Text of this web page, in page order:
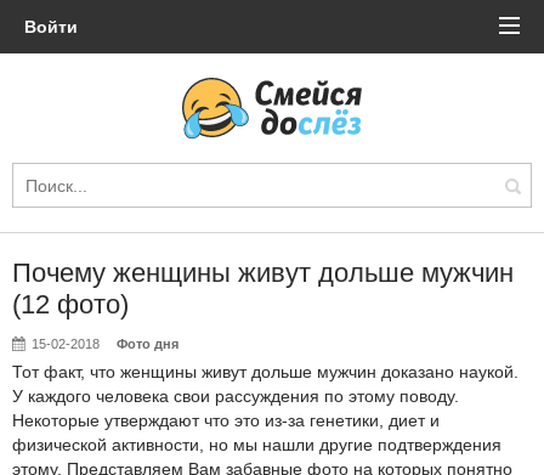
Войти
Почему женщины живут дольше мужчин
(12 фото)
15-02-2018 Фото дня
Тот факт, что женщины живут дольше мужчин доказано наукой.
У каждого человека свои рассуждения по этому поводу.
Некоторые утверждают что это из-за генетики, диет и
физической активности, но мы нашли другие подтверждения
этому. Представляем Вам забавные фото на которых понятно